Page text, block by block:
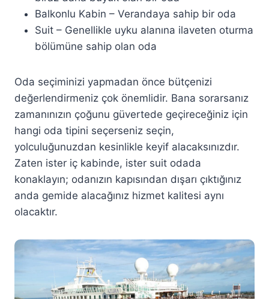
Balkonlu Kabin – Verandaya sahip bir oda
Suit – Genellikle uyku alanına ilaveten oturma
bölümüne sahip olan oda
Oda seçiminizi yapmadan önce bütçenizi
değerlendirmeniz çok önemlidir. Bana sorarsanız
zamanınızın çoğunu güvertede geçireceğiniz için
hangi oda tipini seçerseniz seçin,
yolculuğunuzdan kesinlikle keyif alacaksınızdır.
Zaten ister iç kabinde, ister suit odada
konaklayın; odanızın kapısından dışarı çıktığınız
anda gemide alacağınız hizmet kalitesi aynı
olacaktır.